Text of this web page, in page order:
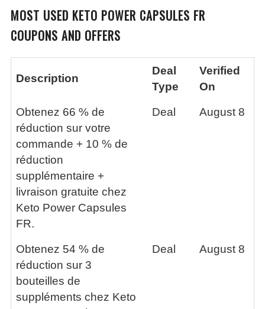
MOST USED KETO POWER CAPSULES FR
COUPONS AND OFFERS
Description
Deal
Type
Verified
On
Obtenez 66 % de
réduction sur votre
commande + 10 % de
réduction
supplémentaire +
livraison gratuite chez
Keto Power Capsules
FR.
Deal August 8
Obtenez 54 % de
réduction sur 3
bouteilles de
suppléments chez Keto
Deal August 8